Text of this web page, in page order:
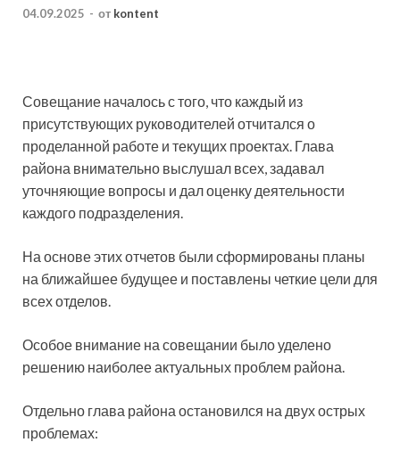
04.09.2025 - от kontent
Совещание началось с того, что каждый из
присутствующих руководителей отчитался о
проделанной работе и текущих проектах. Глава
района внимательно выслушал всех, задавал
уточняющие вопросы и дал оценку деятельности
каждого подразделения.
На основе этих отчетов были сформированы планы
на ближайшее будущее и поставлены четкие цели для
всех отделов.
Особое внимание на совещании было уделено
решению наиболее актуальных проблем района.
Отдельно глава района остановился на двух острых
проблемах: